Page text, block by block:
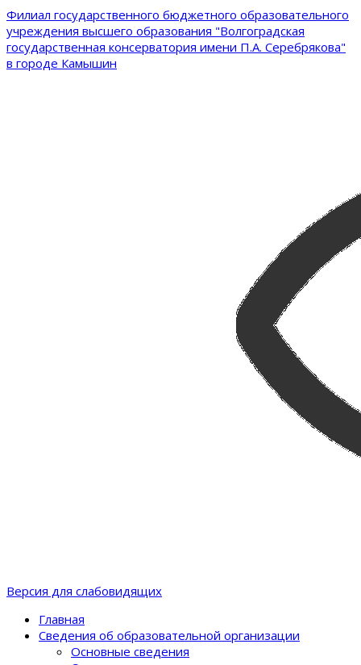
Филиал государственного бюджетного образовательного
учреждения высшего образования "Волгоградская
государственная консерватория имени П.А. Серебрякова"
в городе Камышин
Версия для слабовидящих
Главная
Сведения об образовательной организации
Основные сведения